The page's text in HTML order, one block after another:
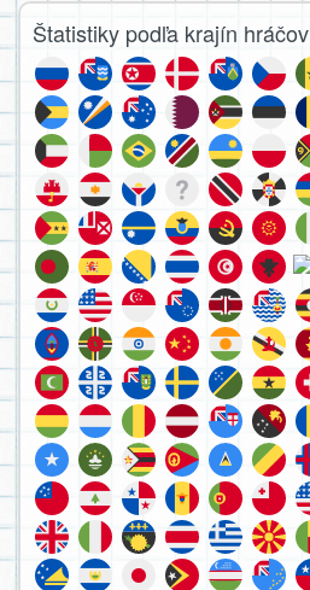
Štatistiky podľa krajín hráčov